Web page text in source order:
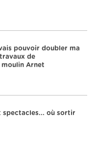
pouvoir doubler ma
de
Arnet
spectacles... où sortir